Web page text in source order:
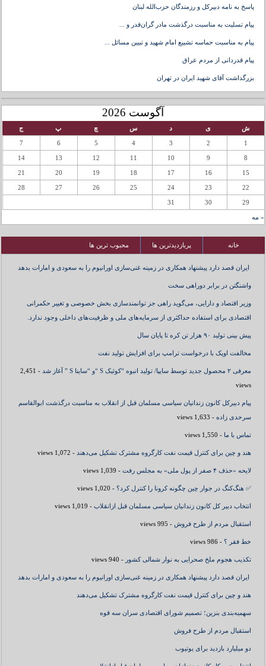
پاسخ به نامه دبیرکل و رزمندگان حزب‌الله لبنان
پیام تسلیت به مناسبت درگذشت مادر گران‌قدر و ...
پیام به مناسبت حماسه تشییع امام شهید و تبیین مسائل ...
پیام قدردانی از مردم عراق
بزرگداشت آقای شهید ایران در تهران
آگوست 2026
ش ی د س چ پ ج
1
2
3
4
5
6
7
8
9
10
11
12
13
14
15
16
17
18
19
20
21
22
23
24
25
26
27
28
29
30
31
« مه
خانه پربازدیدترین ها محبوب ترین ها
ایران قصد دارد پیشنهاد همکاری در زمینه غنی‌سازی اورانیوم را به سعودی و امارات بدهد
واشنگتن در برابر دوراهی سخت
وزیر اقتصاد و دارایی، می‌گوید راهی جز توانمندسازی بخش خصوصی و تغییر حکمرانی
اقتصادی برای استفاده حداکثری از سرمایه‌های ملی و ظرفیت‌های داخلی وجود ندارد.
پیش بینی تولید ۹۰ هزار تن کره تا پایان سال
مخالفت اوپک با درخواست ترامپ برای افزایش تولید نفت
معرفی ۲ محصول جدید توسط سایپا/ تولید انبوه “کوئیک S “و “ساینا S ” آغاز شد
- 2,451
views
پیام دبیرکل کانون زندانیان سیاسی مسلمان قبل از انقلاب به مناسبت درگذشت ابوالقاسم
سرحدی زاده - 1,633 views
تماس با ما - 1,550 views
هند و چین برای کنترل قیمت نفت کارگروه مشترک تشکیل می‌دهند - 1,072 views
لایحه «حذف ۴ صفر از پول ملی» به مجلس رفت - 1,039 views
✅ هنگ‌کنگ در جوار چین چگونه کرونا را کنترل کرد؟ - 1,020 views
انتخاب دبیر کل کانون زندانیان سیاسی مسلمان قبل ازانقلاب - 1,019 views
استقبال مردم از طرح فروش - 995 views
خط فقر ؟ - 986 views
تکذیب هجوم ملخ صحرایی به نوار شمالی کشور - 940 views
ایران قصد دارد پیشنهاد همکاری در زمینه غنی‌سازی اورانیوم را به سعودی و امارات بدهد
هند و چین برای کنترل قیمت نفت کارگروه مشترک تشکیل می‌دهند
سهمیه‌بندی بنزین؛ تصمیم شورای اقتصادی سران سه قوه
استقبال مردم از طرح فروش
دو میلیارد بازدید برای یوتیوب